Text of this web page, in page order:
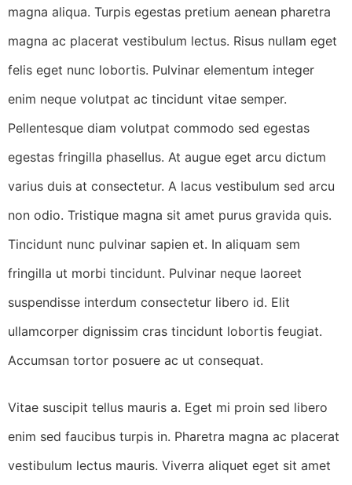
magna aliqua. Turpis egestas pretium aenean pharetra
magna ac placerat vestibulum lectus. Risus nullam eget
felis eget nunc lobortis. Pulvinar elementum integer
enim neque volutpat ac tincidunt vitae semper.
Pellentesque diam volutpat commodo sed egestas
egestas fringilla phasellus. At augue eget arcu dictum
varius duis at consectetur. A lacus vestibulum sed arcu
non odio. Tristique magna sit amet purus gravida quis.
Tincidunt nunc pulvinar sapien et. In aliquam sem
fringilla ut morbi tincidunt. Pulvinar neque laoreet
suspendisse interdum consectetur libero id. Elit
ullamcorper dignissim cras tincidunt lobortis feugiat.
Accumsan tortor posuere ac ut consequat.
Vitae suscipit tellus mauris a. Eget mi proin sed libero
enim sed faucibus turpis in. Pharetra magna ac placerat
vestibulum lectus mauris. Viverra aliquet eget sit amet